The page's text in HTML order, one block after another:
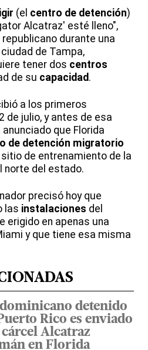
(el centro de detención)
Alcatraz' esté lleno",
durante una
de Tampa,
tener dos centros
de su capacidad.
a los primeros
de julio, y antes de esa
anunciado que Florida
de detención migratorio
sitio de entrenamiento de la
norte del estado.
precisó hoy que
las instalaciones del
erigido en apenas una
y que tiene esa misma
detenido
Rico es enviado
cárcel Alcatraz
en Florida